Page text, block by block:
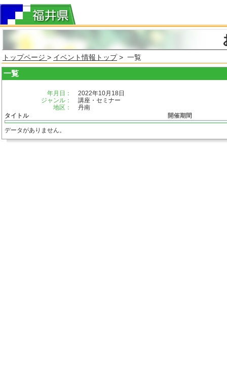
トップページ > イベント情報トップ> 一覧
一覧
年月日：
2022年10月18日
ジャンル：
講座・セミナー
地区：
丹南
タイトル
開催期間
データがありません。